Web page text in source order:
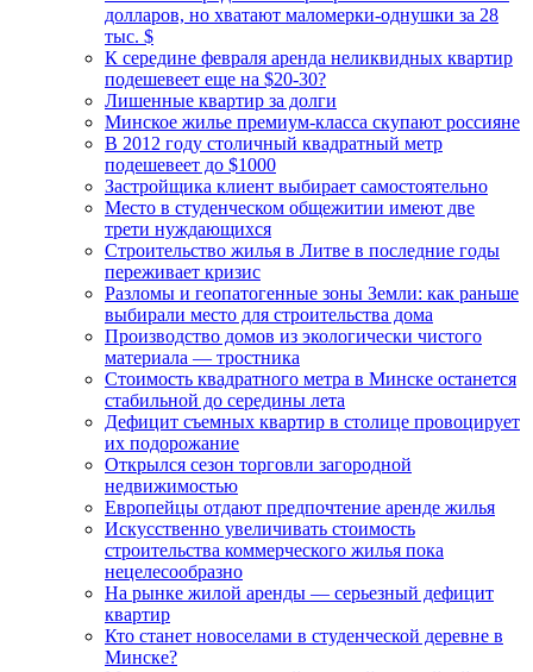
долларов, но хватают маломерки-однушки за 28
тыс. $
К середине февраля аренда неликвидных квартир
подешевеет еще на $20-30?
Лишенные квартир за долги
Минское жилье премиум-класса скупают россияне
В 2012 году столичный квадратный метр
подешевеет до $1000
Застройщика клиент выбирает самостоятельно
Место в студенческом общежитии имеют две
трети нуждающихся
Строительство жилья в Литве в последние годы
переживает кризис
Разломы и геопатогенные зоны Земли: как раньше
выбирали место для строительства дома
Производство домов из экологически чистого
материала — тростника
Стоимость квадратного метра в Минске останется
стабильной до середины лета
Дефицит съемных квартир в столице провоцирует
их подорожание
Открылся сезон торговли загородной
недвижимостью
Европейцы отдают предпочтение аренде жилья
Искусственно увеличивать стоимость
строительства коммерческого жилья пока
нецелесообразно
На рынке жилой аренды — серьезный дефицит
квартир
Кто станет новоселами в студенческой деревне в
Минске?